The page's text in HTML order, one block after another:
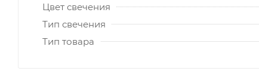
Цвет свечения
Тип свечения
Тип товара